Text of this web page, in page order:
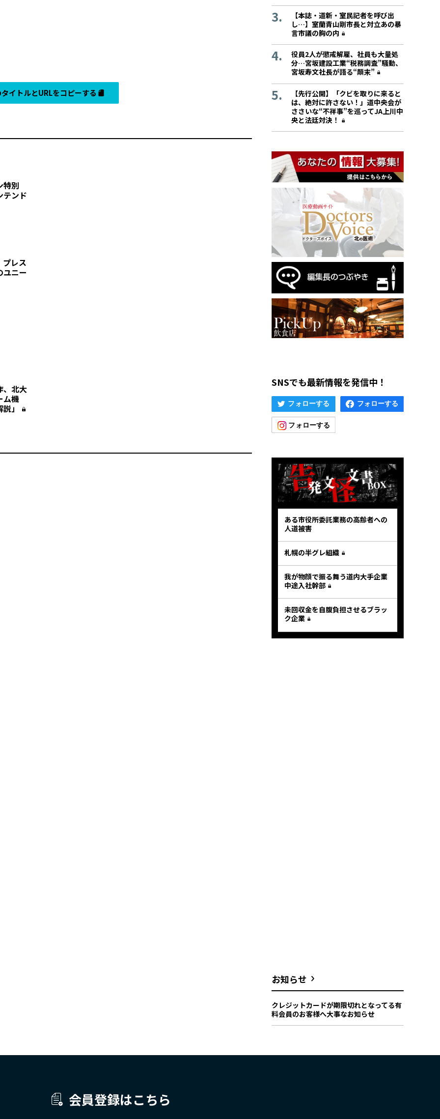
イトルとURLをコピーする
特別
テンド
プレス
ニー
、北大
ム機
」
【本誌・道新・室民記者を呼び出
し…】室蘭青山剛市長と対立あの暴
言市議の胸の内
役員2人が懲戒解雇、社員も大量処
分…宮坂建設工業“税務調査”騒動、
宮坂寿文社長が語る“顛末”
【先行公開】「クビを取りに来ると
は、絶対に許さない！」道中央会が
ささいな“不祥事”を巡ってJA上川中
央と法廷対決！
SNSでも最新情報を発信中！
ある市役所委託業務の高齢者への
人道被害
札幌の半グレ組織
我が物顔で振る舞う道内大手企業
中途入社幹部
未回収金を自腹負担させるブラッ
ク企業
お知らせ
クレジットカードが期限切れとなってる有
料会員のお客様へ大事なお知らせ
会員登録はこちら